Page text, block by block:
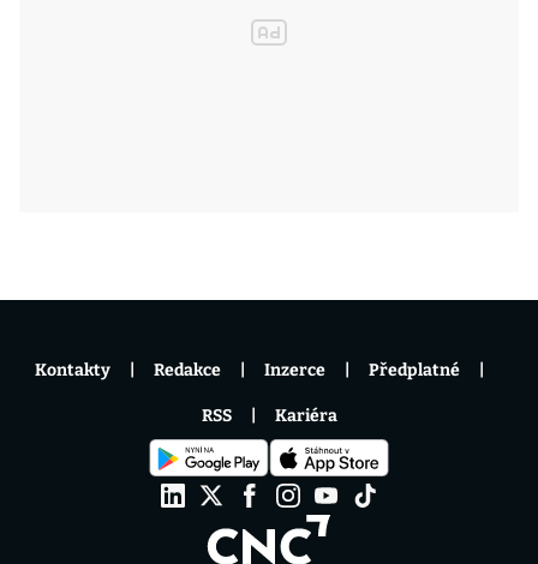
Kontakty Redakce Inzerce Předplatné
RSS Kariéra